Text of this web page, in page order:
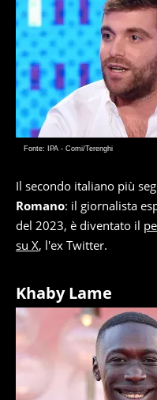
Fonte: IPA - Comi/Terenghi
Il secondo italiano più
Romano: il giornalista
del 2023, è diventato il
su X, l'ex Twitter.
Khaby Lame